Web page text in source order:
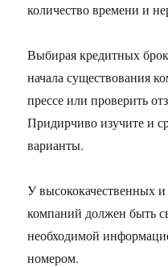
количество времени и
Выбирая кредитных
начала существования
прессе или проверить
Придирчиво изучите и
варианты.
У высококачественных
компаний должен быть
необходимой
номером.